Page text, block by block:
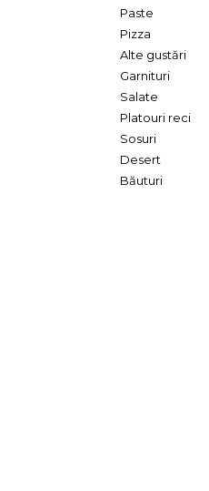
Paste
Pizza
Alte gustări
Garnituri
Salate
Platouri reci
Sosuri
Desert
Băuturi